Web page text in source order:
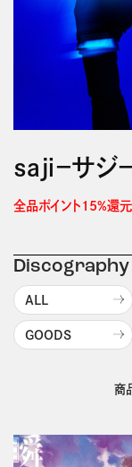
ｓａｊｉ－サジ－
全品ポイント15%還
Discography
ALL
GOODS
商